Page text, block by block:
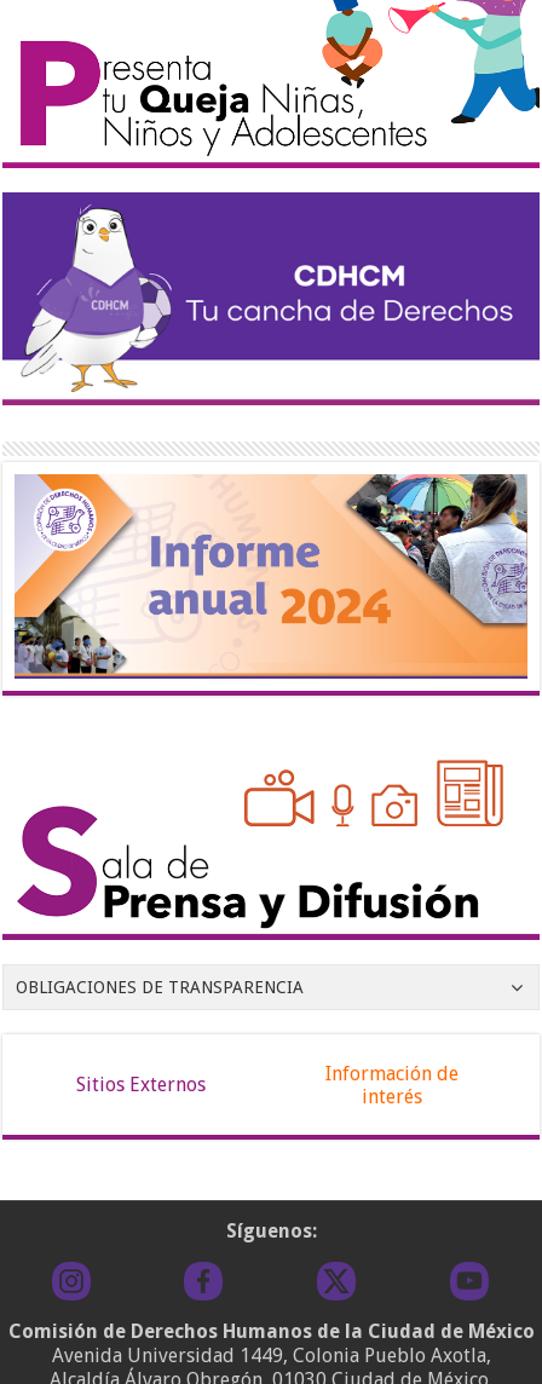
OBLIGACIONES DE TRANSPARENCIA
Sitios Externos
Información de
interés
Síguenos:
Comisión de Derechos Humanos de la Ciudad de México
Avenida Universidad 1449, Colonia Pueblo Axotla,